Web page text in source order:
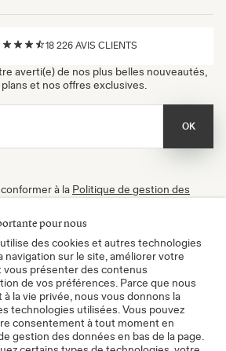
18 226 AVIS CLIENTS
averti(e) de nos plus belles nouveautés,
et nos offres exclusives.
OK
à la Politique de gestion des
vous désinscrire à tout moment.
Certifié B Corp
pour nous
des cookies et autres technologies
navigation sur le site, améliorer votre
vous présenter des contenus
de vos préférences. Parce que nous
la vie privée, nous vous donnons la
technologies utilisées. Vous pouvez
consentement à tout moment en
gestion des données en bas de la page.